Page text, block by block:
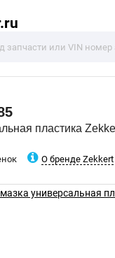
пластика
О бренде Zekkert